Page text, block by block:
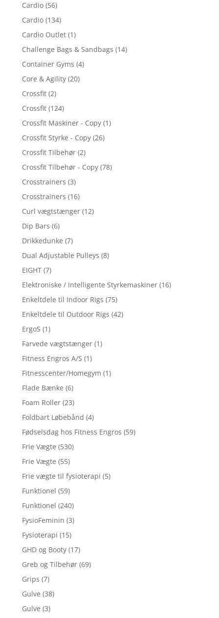
Cardio (56)
Cardio (134)
Cardio Outlet (1)
Challenge Bags & Sandbags (14)
Container Gyms (4)
Core & Agility (20)
Crossfit (2)
Crossfit (124)
Crossfit Maskiner - Copy (1)
Crossfit Styrke - Copy (26)
Crossfit Tilbehør (2)
Crossfit Tilbehør - Copy (78)
Crosstrainers (3)
Crosstrainers (16)
Curl vægtstænger (12)
Dip Bars (6)
Drikkedunke (7)
Dual Adjustable Pulleys (8)
EIGHT (7)
Elektroniske / Intelligente Styrkemaskiner (16)
Enkeltdele til Indoor Rigs (75)
Enkeltdele til Outdoor Rigs (42)
ErgoS (1)
Farvede vægtstænger (1)
Fitness Engros A/S (1)
Fitnesscenter/Homegym (1)
Flade Bænke (6)
Foam Roller (23)
Foldbart Løbebånd (4)
Fødselsdag hos Fitness Engros (59)
Frie Vægte (530)
Frie Vægte (55)
Frie vægte til fysioterapi (5)
Funktionel (59)
Funktionel (240)
FysioFeminin (3)
Fysioterapi (15)
GHD og Booty (17)
Greb og Tilbehør (69)
Grips (7)
Gulve (38)
Gulve (3)